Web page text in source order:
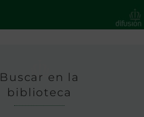
Buscar en la
biblioteca